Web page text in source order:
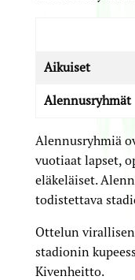
Aikuiset
Alennusryhmät
Alennusryhmiä
vuotiaat lapset,
eläkeläiset.
todistettava
Ottelun
stadionin
Kivenheitto.